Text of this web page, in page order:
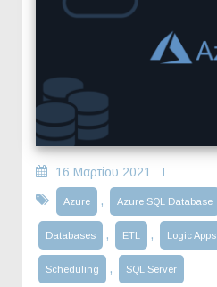
16 Μαρτίου 2021
Azure , Azure SQL Database
Databases , ETL , Logic Apps
Scheduling , SQL Server